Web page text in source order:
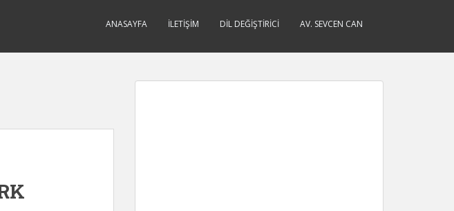
ANASAYFA İLETIŞIM DIL DEĞIŞTIRICI AV. SEVCEN CAN